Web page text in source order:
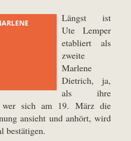
Längst ist
Ute Lemper
etabliert als
zweite
Marlene
Dietrich, ja,
als ihre
wer sich am 19. März die
ansieht und anhört, wird
bestätigen.